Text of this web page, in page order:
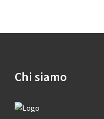
Chi siamo